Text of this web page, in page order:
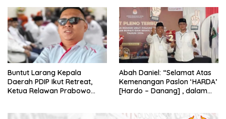
Buntut Larang Kepala
Daerah PDIP Ikut Retreat,
Ketua Relawan Prabowo
Abah Daniel: “Selamat Atas
Kemenangan Paslon ‘HARDA’
[Hardo – Danang] , dalam